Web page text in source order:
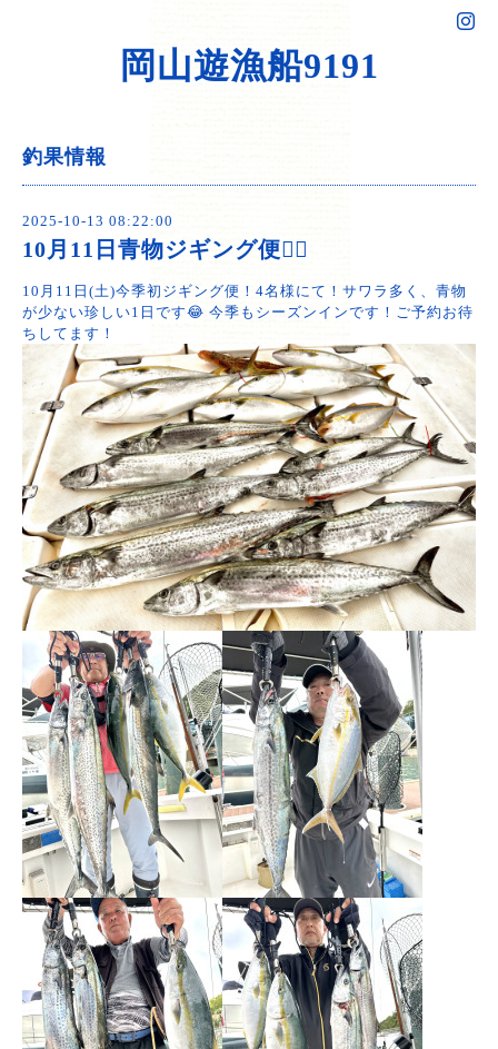
岡山遊漁船9191
釣果情報
2025-10-13 08:22:00
10月11日青物ジギング便🙆‍♂️
10月11日(土)今季初ジギング便！4名様にて！サワラ多く、青物
が少ない珍しい1日です😂 今季もシーズンインです！ご予約お待
ちしてます！